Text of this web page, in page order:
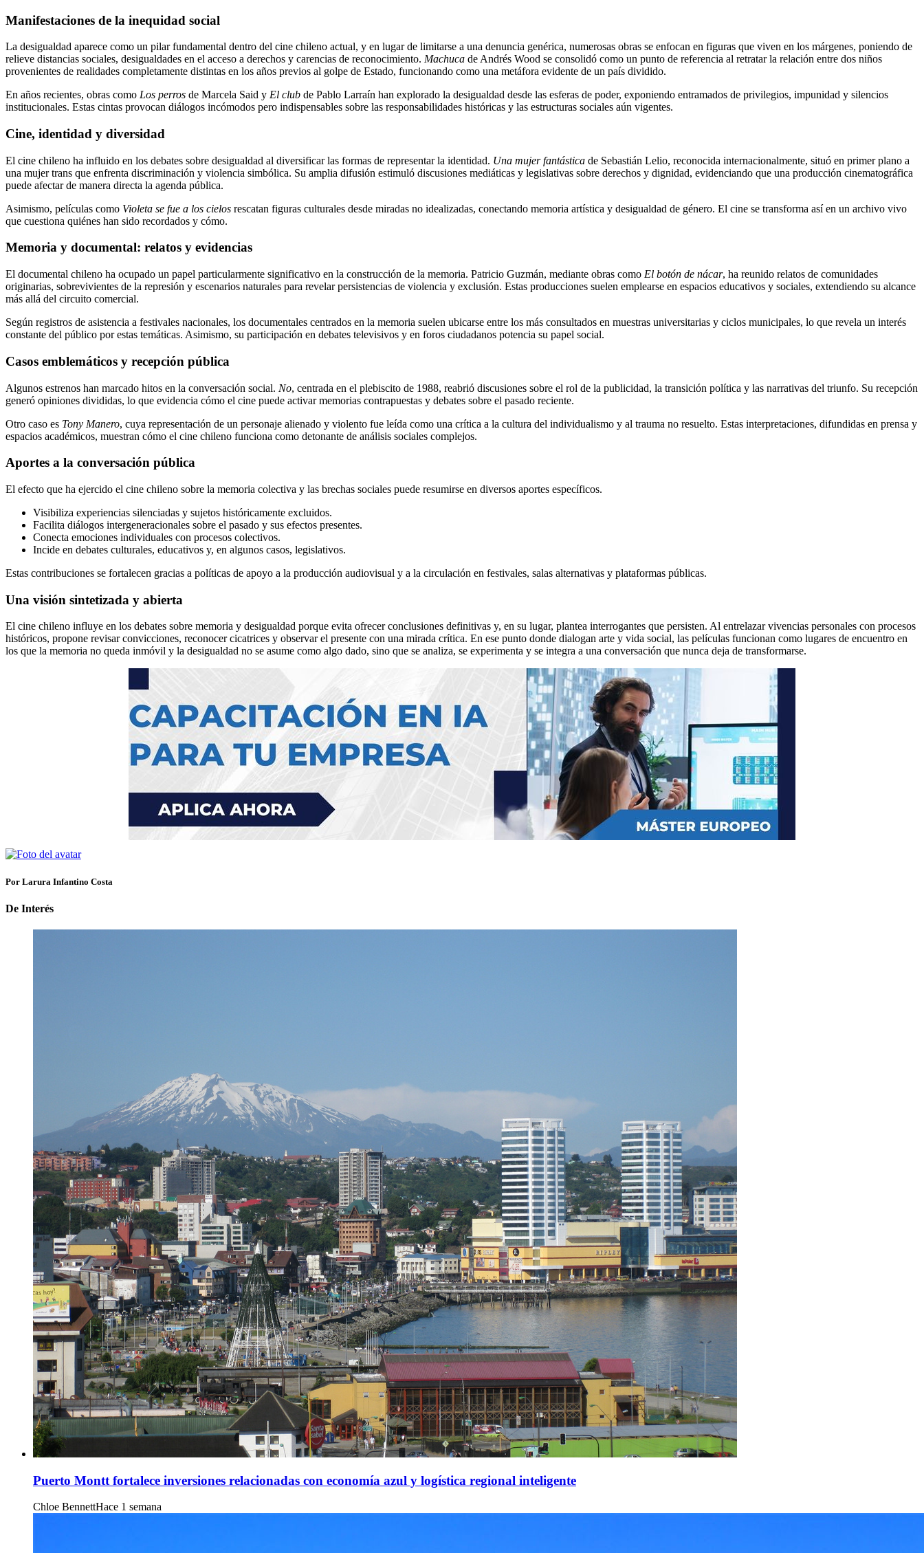
Manifestaciones de la inequidad social
La desigualdad aparece como un pilar fundamental dentro del cine chileno actual, y en lugar de limitarse a una denuncia genérica, numerosas obras se enfocan en figuras que viven en los márgenes, poniendo de
relieve distancias sociales, desigualdades en el acceso a derechos y carencias de reconocimiento. Machuca de Andrés Wood se consolidó como un punto de referencia al retratar la relación entre dos niños
provenientes de realidades completamente distintas en los años previos al golpe de Estado, funcionando como una metáfora evidente de un país dividido.
En años recientes, obras como Los perros de Marcela Said y El club de Pablo Larraín han explorado la desigualdad desde las esferas de poder, exponiendo entramados de privilegios, impunidad y silencios
institucionales. Estas cintas provocan diálogos incómodos pero indispensables sobre las responsabilidades históricas y las estructuras sociales aún vigentes.
Cine, identidad y diversidad
El cine chileno ha influido en los debates sobre desigualdad al diversificar las formas de representar la identidad. Una mujer fantástica de Sebastián Lelio, reconocida internacionalmente, situó en primer plano a
una mujer trans que enfrenta discriminación y violencia simbólica. Su amplia difusión estimuló discusiones mediáticas y legislativas sobre derechos y dignidad, evidenciando que una producción cinematográfica
puede afectar de manera directa la agenda pública.
Asimismo, películas como Violeta se fue a los cielos rescatan figuras culturales desde miradas no idealizadas, conectando memoria artística y desigualdad de género. El cine se transforma así en un archivo vivo
que cuestiona quiénes han sido recordados y cómo.
Memoria y documental: relatos y evidencias
El documental chileno ha ocupado un papel particularmente significativo en la construcción de la memoria. Patricio Guzmán, mediante obras como El botón de nácar, ha reunido relatos de comunidades
originarias, sobrevivientes de la represión y escenarios naturales para revelar persistencias de violencia y exclusión. Estas producciones suelen emplearse en espacios educativos y sociales, extendiendo su alcance
más allá del circuito comercial.
Según registros de asistencia a festivales nacionales, los documentales centrados en la memoria suelen ubicarse entre los más consultados en muestras universitarias y ciclos municipales, lo que revela un interés
constante del público por estas temáticas. Asimismo, su participación en debates televisivos y en foros ciudadanos potencia su papel social.
Casos emblemáticos y recepción pública
Algunos estrenos han marcado hitos en la conversación social. No, centrada en el plebiscito de 1988, reabrió discusiones sobre el rol de la publicidad, la transición política y las narrativas del triunfo. Su recepción
generó opiniones divididas, lo que evidencia cómo el cine puede activar memorias contrapuestas y debates sobre el pasado reciente.
Otro caso es Tony Manero, cuya representación de un personaje alienado y violento fue leída como una crítica a la cultura del individualismo y al trauma no resuelto. Estas interpretaciones, difundidas en prensa y
espacios académicos, muestran cómo el cine chileno funciona como detonante de análisis sociales complejos.
Aportes a la conversación pública
El efecto que ha ejercido el cine chileno sobre la memoria colectiva y las brechas sociales puede resumirse en diversos aportes específicos.
Visibiliza experiencias silenciadas y sujetos históricamente excluidos.
Facilita diálogos intergeneracionales sobre el pasado y sus efectos presentes.
Conecta emociones individuales con procesos colectivos.
Incide en debates culturales, educativos y, en algunos casos, legislativos.
Estas contribuciones se fortalecen gracias a políticas de apoyo a la producción audiovisual y a la circulación en festivales, salas alternativas y plataformas públicas.
Una visión sintetizada y abierta
El cine chileno influye en los debates sobre memoria y desigualdad porque evita ofrecer conclusiones definitivas y, en su lugar, plantea interrogantes que persisten. Al entrelazar vivencias personales con procesos
históricos, propone revisar convicciones, reconocer cicatrices y observar el presente con una mirada crítica. En ese punto donde dialogan arte y vida social, las películas funcionan como lugares de encuentro en
los que la memoria no queda inmóvil y la desigualdad no se asume como algo dado, sino que se analiza, se experimenta y se integra a una conversación que nunca deja de transformarse.
Por Larura Infantino Costa
De Interés
Puerto Montt fortalece inversiones relacionadas con economía azul y logística regional inteligente
Chloe BennettHace 1 semana